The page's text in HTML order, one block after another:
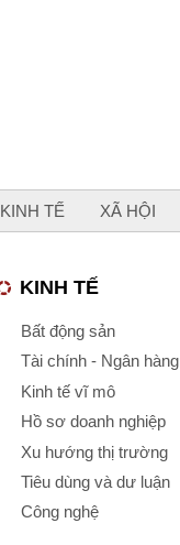
KINH TẾ XÃ HỘI
KINH TẾ
Bất động sản
Tài chính - Ngân hàng
Kinh tế vĩ mô
Hồ sơ doanh nghiệp
Xu hướng thị trường
Tiêu dùng và dư luận
Công nghệ